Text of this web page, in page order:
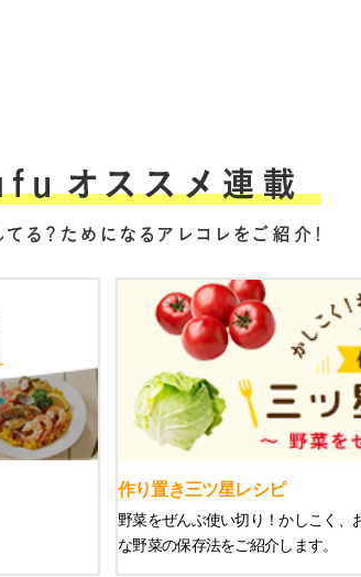
作り置き三ツ星レシピ
野菜をぜんぶ使い切り！かしこく
な野菜の保存法をご紹介します。